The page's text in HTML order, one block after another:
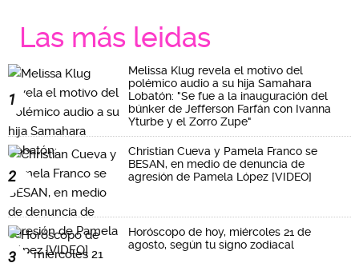
Las más leidas
1
Melissa Klug revela el motivo del
polémico audio a su hija Samahara
Lobatón: "Se fue a la inauguración del
búnker de Jefferson Farfán con Ivanna
Yturbe y el Zorro Zupe"
2
Christian Cueva y Pamela Franco se
BESAN, en medio de denuncia de
agresión de Pamela López [VIDEO]
3
Horóscopo de hoy, miércoles 21 de
agosto, según tu signo zodiacal